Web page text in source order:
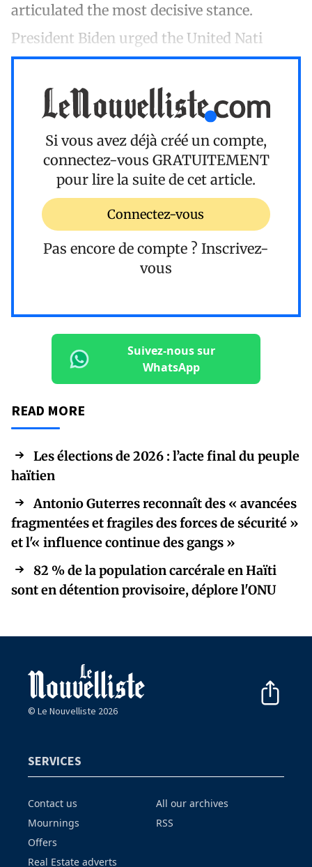
articulated the most decisive stance.
President Biden urged the United Nati
Si vous avez déjà créé un compte,
connectez-vous GRATUITEMENT
pour lire la suite de cet article.
Connectez-vous
Pas encore de compte ? Inscrivez-
vous
Suivez-nous sur
WhatsApp
READ MORE
Les élections de 2026 : l’acte final du peuple
haïtien
Antonio Guterres reconnaît des « avancées
fragmentées et fragiles des forces de sécurité »
et l'« influence continue des gangs »
82 % de la population carcérale en Haïti
sont en détention provisoire, déplore l'ONU
© Le Nouvelliste 2026
SERVICES
Contact us
Mournings
Offers
Real Estate adverts
All our archives
RSS